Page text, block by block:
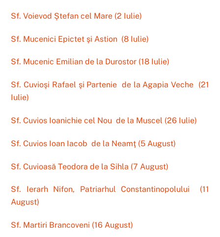
Sf. Voievod Ştefan cel Mare (2 Iulie)
Sf. Mucenici Epictet şi Astion (8 Iulie)
Sf. Mucenic Emilian de la Durostor (18 Iulie)
Sf. Cuvioşi Rafael şi Partenie de la Agapia Veche (21
Iulie)
Sf. Cuvios Ioanichie cel Nou de la Muscel (26 Iulie)
Sf. Cuvios Ioan Iacob de la Neamţ (5 August)
Sf. Cuvioasă Teodora de la Sihla (7 August)
Sf. Ierarh Nifon, Patriarhul Constantinopolului (11
August)
Sf. Martiri Brancoveni (16 August)